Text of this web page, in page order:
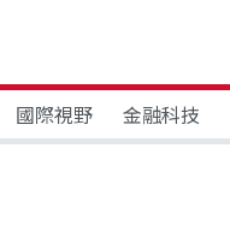
國際視野 金融科技